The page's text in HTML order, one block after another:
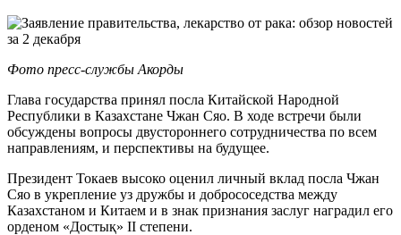
Фото пресс-службы Акорды
Глава государства принял посла Китайской Народной
Республики в Казахстане Чжан Сяо. В ходе встречи были
обсуждены вопросы двустороннего сотрудничества по всем
направлениям, и перспективы на будущее.
Президент Токаев высоко оценил личный вклад посла Чжан
Сяо в укрепление уз дружбы и добрососедства между
Казахстаном и Китаем и в знак признания заслуг наградил его
орденом «Достық» II степени.